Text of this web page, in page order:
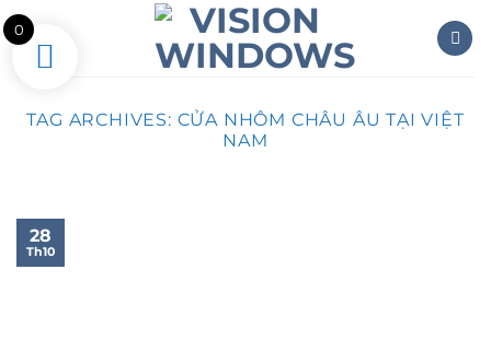
Skip
to
content
TAG ARCHIVES: CỬA NHÔM CHÂU ÂU TẠI VIỆT
NAM
28
Th10
0